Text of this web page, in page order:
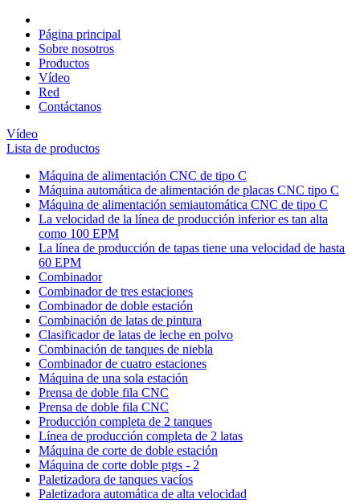
Página principal
Sobre nosotros
Productos
Vídeo
Red
Contáctanos
Vídeo
Lista de productos
Máquina de alimentación CNC de tipo C
Máquina automática de alimentación de placas CNC tipo C
Máquina de alimentación semiautomática CNC de tipo C
La velocidad de la línea de producción inferior es tan alta
como 100 EPM
La línea de producción de tapas tiene una velocidad de hasta
60 EPM
Combinador
Combinador de tres estaciones
Combinador de doble estación
Combinación de latas de pintura
Clasificador de latas de leche en polvo
Combinación de tanques de niebla
Combinador de cuatro estaciones
Máquina de una sola estación
Prensa de doble fila CNC
Prensa de doble fila CNC
Producción completa de 2 tanques
Línea de producción completa de 2 latas
Máquina de corte de doble estación
Máquina de corte doble ptgs - 2
Paletizadora de tanques vacíos
Paletizadora automática de alta velocidad